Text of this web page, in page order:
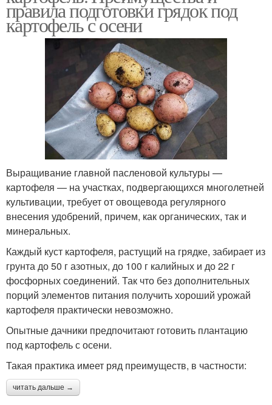
правила подготовки грядок под
картофель с осени
Выращивание главной пасленовой культуры —
картофеля — на участках, подвергающихся многолетней
культивации, требует от овощевода регулярного
внесения удобрений, причем, как органических, так и
минеральных.
Каждый куст картофеля, растущий на грядке, забирает из
грунта до 50 г азотных, до 100 г калийных и до 22 г
фосфорных соединений. Так что без дополнительных
порций элементов питания получить хороший урожай
картофеля практически невозможно.
Опытные дачники предпочитают готовить плантацию
под картофель с осени.
Такая практика имеет ряд преимуществ, в частности:
читать дальше →